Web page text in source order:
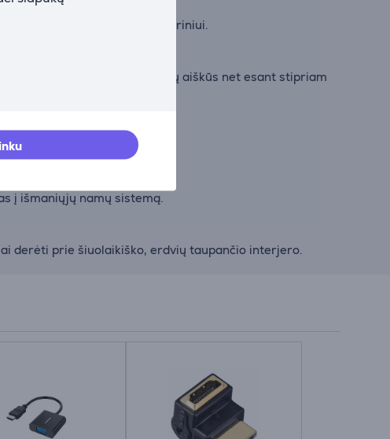
ir ryškesnį vaizdą įvairiam turiniui.
užtikrina, kad dialogai išliktų aiškūs net esant stipriam
į išmaniųjų namų sistemą.
derėti prie šiuolaikiško, erdvių taupančio interjero.